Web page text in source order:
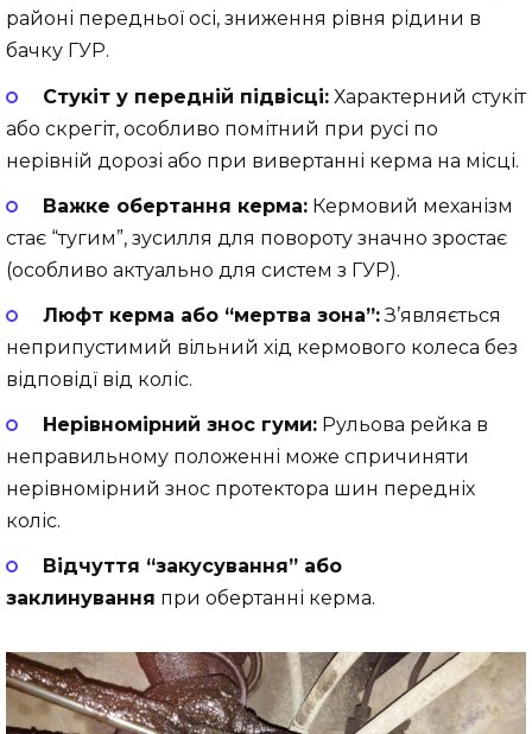
районі передньої осі, зниження рівня рідини в
бачку ГУР.
Стукіт у передній підвісці:Характерний стукіт
або скрегіт, особливо помітний при русі по
нерівній дорозі або при вивертанні керма на місці.
Важке обертання керма:Кермовий механізм
стає “тугим”, зусилля для повороту значно зростає
(особливо актуально для систем з ГУР).
Люфт керма або “мертва зона”:З’являється
неприпустимий вільний хід кермового колеса без
відповідї від коліс.
Нерівномірний знос гуми:Рульова рейка в
неправильному положенні може спричиняти
нерівномірний знос протектора шин передніх
коліс.
Відчуття “закусування” або
заклинування при обертанні керма.